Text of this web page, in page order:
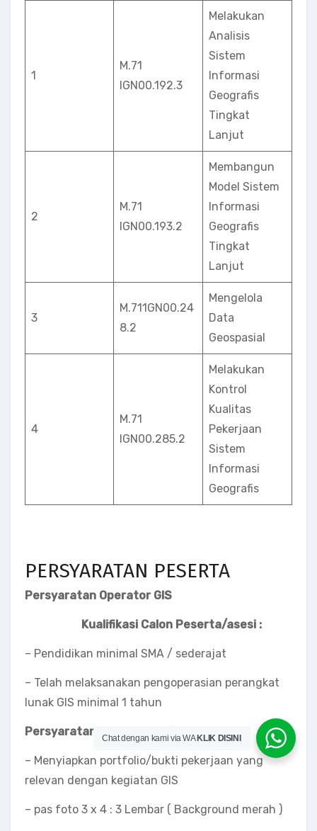
1
M.71
IGN00.192.3
Melakukan
Analisis
Sistem
Informasi
Geografis
Tingkat
Lanjut
2
M.71
lGN00.193.2
Membangun
Model Sistem
Informasi
Geografis
Tingkat
Lanjut
3
M.711GN00.24
8.2
Mengelola
Data
Geospasial
4
M.71
lGN00.285.2
Melakukan
Kontrol
Kualitas
Pekerjaan
Sistem
Informasi
Geografis
PERSYARATAN PESERTA
Persyaratan Operator GIS
Kualifikasi Calon Peserta/asesi :
– Pendidikan minimal SMA / sederajat
– Telah melaksanakan pengoperasian perangkat
lunak GIS minimal 1 tahun
Persyaratan Administratif :
– Menyiapkan portfolio/bukti pekerjaan yang
relevan dengan kegiatan GIS
– pas foto 3 x 4 : 3 Lembar ( Background merah )
Chat dengan kami via WA KLIK DISINI